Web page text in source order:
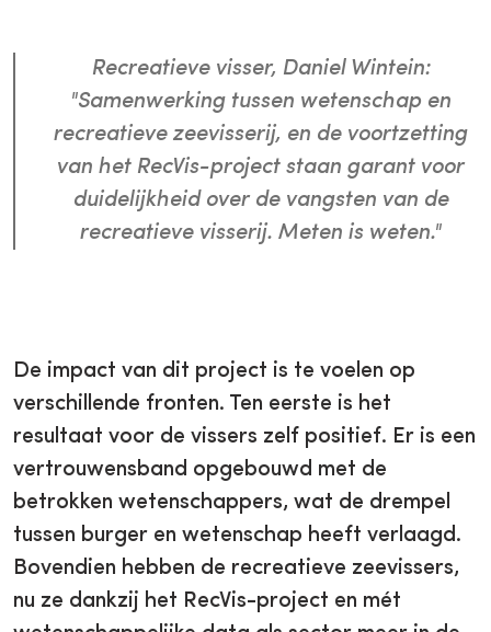
Recreatieve visser, Daniel Wintein:
"Samenwerking tussen wetenschap en
recreatieve zeevisserij, en de voortzetting
van het RecVis-project staan garant voor
duidelijkheid over de vangsten van de
recreatieve visserij. Meten is weten."
De impact van dit project is te voelen op
verschillende fronten. Ten eerste is het
resultaat voor de vissers zelf positief. Er is een
vertrouwensband opgebouwd met de
betrokken wetenschappers, wat de drempel
tussen burger en wetenschap heeft verlaagd.
Bovendien hebben de recreatieve zeevissers,
nu ze dankzij het RecVis-project en mét